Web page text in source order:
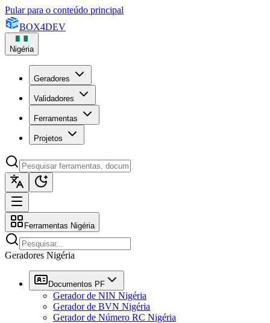
Pular para o conteúdo principal
BOX4DEV
Nigéria
Geradores
Validadores
Ferramentas
Projetos
Ferramentas Nigéria
Geradores Nigéria
Documentos PF
Gerador de NIN Nigéria
Gerador de BVN Nigéria
Gerador de Número RC Nigéria